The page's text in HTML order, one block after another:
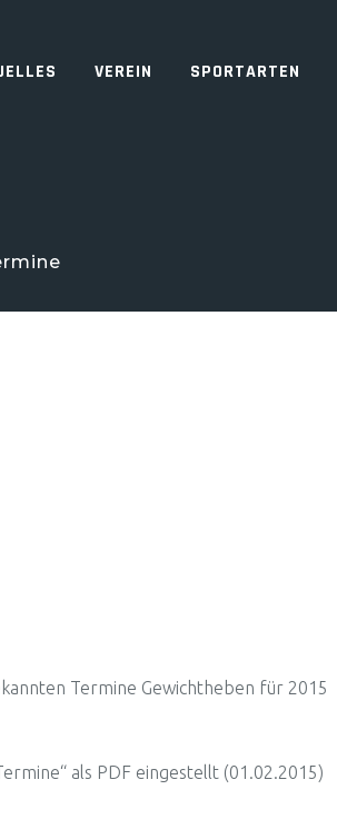
VEREIN SPORTARTEN
Termine Gewichtheben für 2015
als PDF eingestellt (01.02.2015)